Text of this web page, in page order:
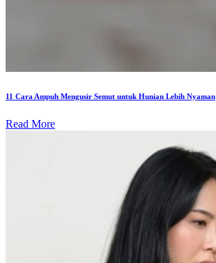
11 Cara Ampuh Mengusir Semut untuk Hunian Lebih Nyaman
Read More